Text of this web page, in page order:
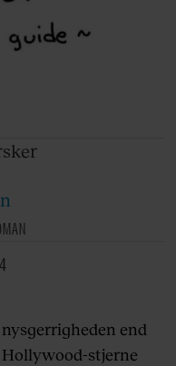
end
stjerne